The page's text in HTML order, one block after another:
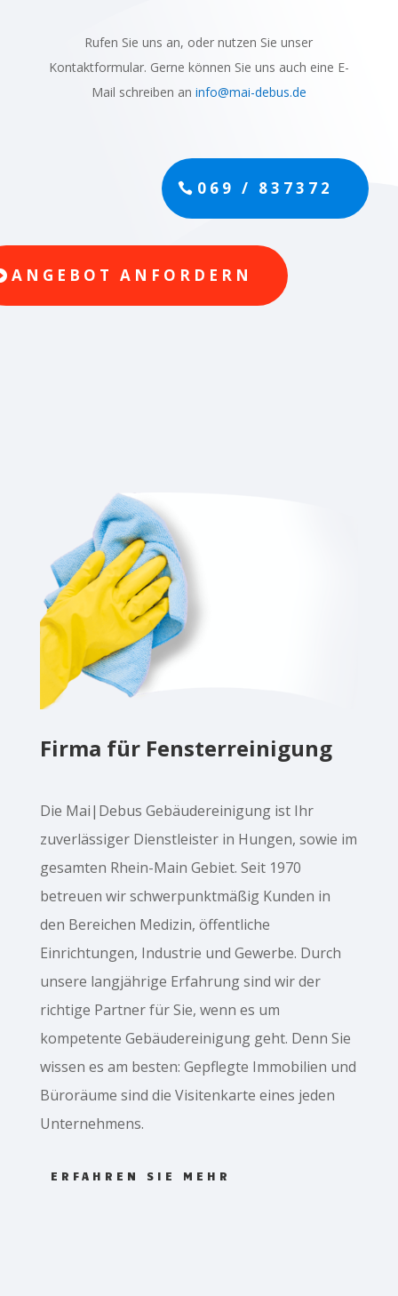
Rufen Sie uns an, oder nutzen Sie unser
Kontaktformular. Gerne können Sie uns auch eine E-
Mail schreiben an info@mai-debus.de
069 / 837372
ANGEBOT ANFORDERN
Firma für Fensterreinigung
Die Mai|Debus Gebäudereinigung ist Ihr
zuverlässiger Dienstleister in Hungen, sowie im
gesamten Rhein-Main Gebiet. Seit 1970
betreuen wir schwerpunktmäßig Kunden in
den Bereichen Medizin, öffentliche
Einrichtungen, Industrie und Gewerbe. Durch
unsere langjährige Erfahrung sind wir der
richtige Partner für Sie, wenn es um
kompetente Gebäudereinigung geht. Denn Sie
wissen es am besten: Gepflegte Immobilien und
Büroräume sind die Visitenkarte eines jeden
Unternehmens.
ERFAHREN SIE MEHR